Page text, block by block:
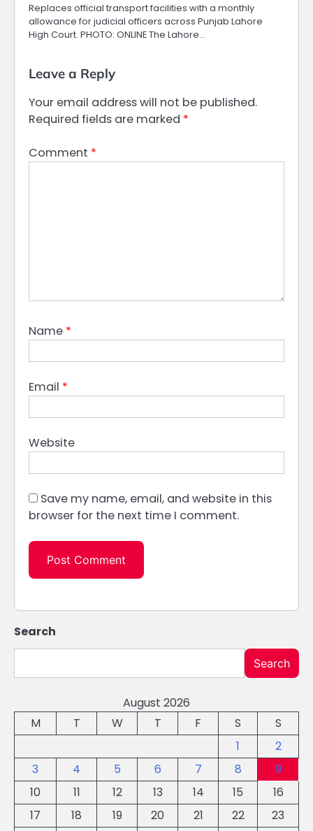
Replaces official transport facilities with a monthly
allowance for judicial officers across Punjab Lahore
High Court. PHOTO: ONLINE The Lahore…
Leave a Reply
Your email address will not be published.
Required fields are marked *
Comment *
Name *
Email *
Website
Save my name, email, and website in this
browser for the next time I comment.
Search
Search
August 2026
M
T W T F S
S
1
2
3
4 5 6 7 8
9
10
11 12 13 14 15
16
17
18 19 20 21 22
23